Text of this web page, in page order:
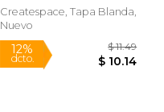
Createspace, Tapa Blanda,
Nuevo